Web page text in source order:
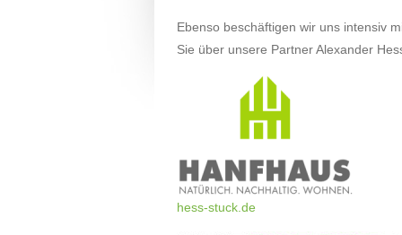
Ebenso beschäftigen wir uns intensiv
Sie über unsere Partner Alexander
hess-stuck.de